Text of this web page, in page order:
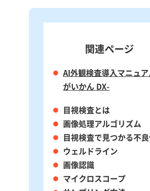
関連ページ
AI外観検査導入マニュ
がいかん DX-
目視検査とは
画像処理アルゴリズム
目視検査で見つかる不
ウェルドライン
画像認識
マイクロスコープ